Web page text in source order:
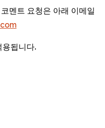
멘트 요청은 아래 이메일
됩니다.